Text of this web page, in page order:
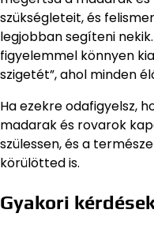
szükségleteit, és
legjobban segíteni
figyelemmel könnyen
szigetét”, ahol minden
Ha ezekre odafigyelsz,
madarak és rovarok
szülessen, és a
körülötted is.
Gyakori